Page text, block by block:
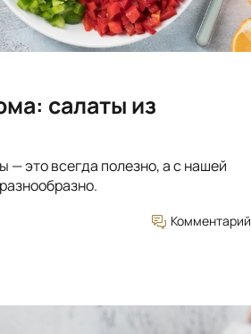
салаты из
— это всегда полезно, а с нашей
Комментарий